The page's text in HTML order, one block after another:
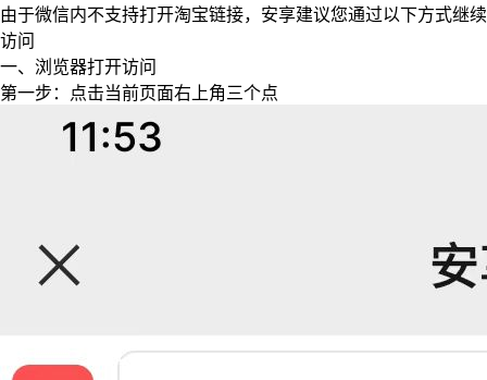
由于微信内不支持打开淘宝链接，安享建议您通过以下方式继续
访问
一、浏览器打开访问
第一步：点击当前页面右上角三个点